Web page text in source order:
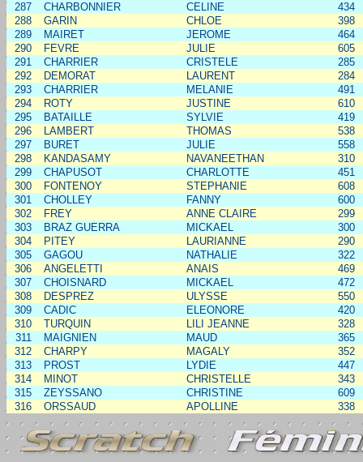
287
CHARBONNIER CELINE
434
288
GARIN CHLOE
398
289
MAIRET JEROME
464
290
FEVRE JULIE
605
291
CHARRIER CRISTELE
285
292
DEMORAT LAURENT
284
293
CHARRIER MELANIE
491
294
ROTY JUSTINE
610
295
BATAILLE SYLVIE
419
296
LAMBERT THOMAS
538
297
BURET JULIE
558
298
KANDASAMY NAVANEETHAN
310
299
CHAPUSOT CHARLOTTE
451
300
FONTENOY STEPHANIE
608
301
CHOLLEY FANNY
600
302
FREY ANNE CLAIRE
299
303
BRAZ GUERRA MICKAEL
300
304
PITEY LAURIANNE
290
305
GAGOU NATHALIE
322
306
ANGELETTI ANAIS
469
307
CHOISNARD MICKAEL
472
308
DESPREZ ULYSSE
550
309
CADIC ELEONORE
420
310
TURQUIN LILI JEANNE
328
311
MAIGNIEN MAUD
365
312
CHARPY MAGALY
352
313
PROST LYDIE
447
314
MINOT CHRISTELLE
343
315
ZEYSSANO CHRISTINE
609
316
ORSSAUD APOLLINE 338